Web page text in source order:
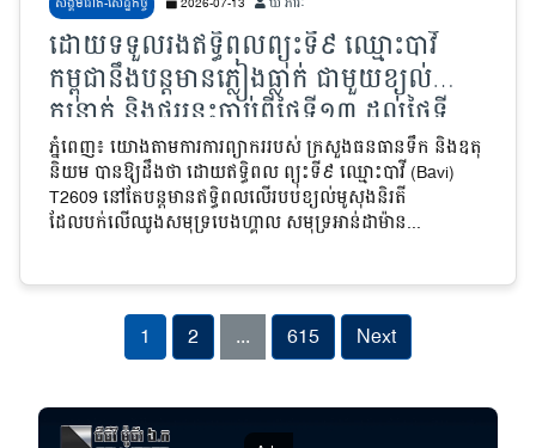
ដោយទទួលរងឥទ្ធិពលព្យុះទី៩ ឈ្មោះបាវី
កម្ពុជានឹងបន្តមានភ្លៀងធ្លាក់ ជាមួយខ្យល់
កន្ត្រាក់ និងផ្គររន្ទះចាប់ពីថ្ងៃទី១៣ ដល់ថ្ងៃទី
១៥ កក្កដា
ភ្នំពេញ៖ យោងតាមការការព្យាកររបស់ ក្រសួងធនធានទឹក និងឧតុ
និយម បានឱ្យដឹងថា ដោយឥទ្ធិពល ព្យុះទី៩ ឈ្មោះបាវី (Bavi)
T2609 នៅតែបន្តមានឥទ្ធិពលលើរបបខ្យល់មូសុងនិរតី
ដែលបក់លើឈូងសមុទ្របេងហ្គាល សមុទ្រអាន់ដាម៉ាន...
1 2 ... 615 Next